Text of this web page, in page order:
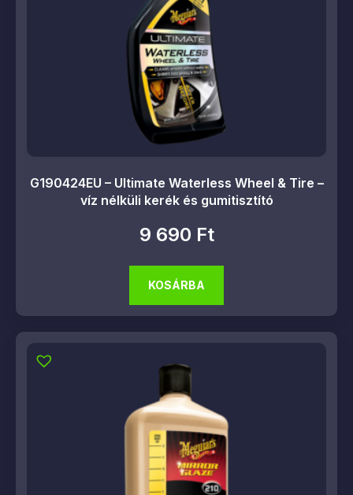
G190424EU – Ultimate Waterless Wheel & Tire –
víz nélküli kerék és gumitisztító
9 690 Ft
KOSÁRBA